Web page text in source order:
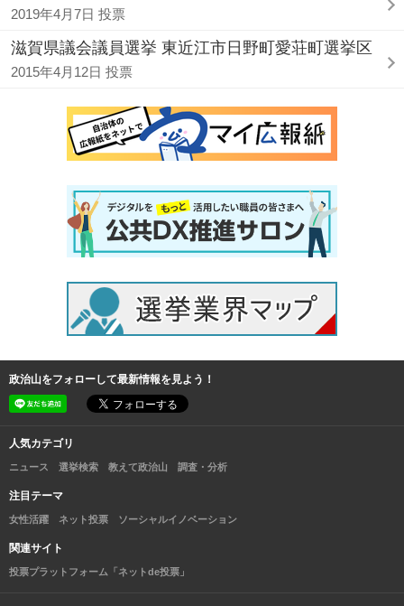
2019年4月7日 投票
滋賀県議会議員選挙 東近江市日野町愛荘町選挙区
2015年4月12日 投票
政治山をフォローして最新情報を見よう！
人気カテゴリ
ニュース 選挙検索 教えて政治山 調査・分析
注目テーマ
女性活躍 ネット投票 ソーシャルイノベーション
関連サイト
投票プラットフォーム「ネットde投票」